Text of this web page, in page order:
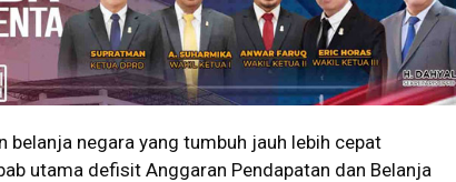
belanja negara yang tumbuh jauh lebih cepat
utama defisit Anggaran Pendapatan dan Belanja